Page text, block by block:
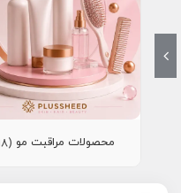
محصولات مراقبت مو (18)